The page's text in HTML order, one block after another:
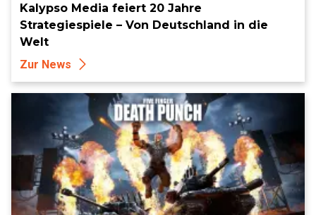
Kalypso Media feiert 20 Jahre
Strategiespiele – Von Deutschland in die
Welt
Zur News